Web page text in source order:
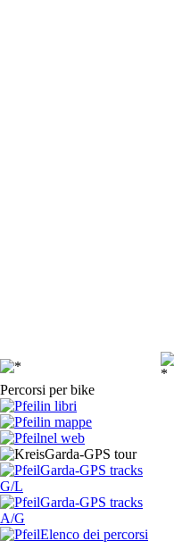
Percorsi per bike
in libri
in mappe
nel web
Garda-GPS tour
Garda-GPS tracks
G/L
Garda-GPS tracks
A/G
Elenco dei percorsi